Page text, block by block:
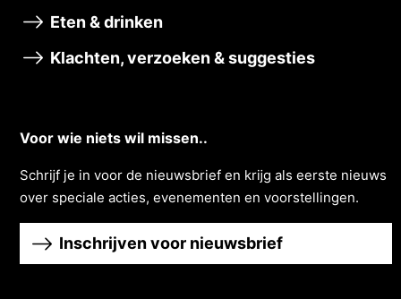
Eten & drinken
Klachten, verzoeken & suggesties
Voor wie niets wil missen..
Schrĳf je in voor de nieuwsbrief en krĳg als eerste nieuws
over speciale acties, evenementen en voorstellingen.
Inschrijven voor nieuwsbrief